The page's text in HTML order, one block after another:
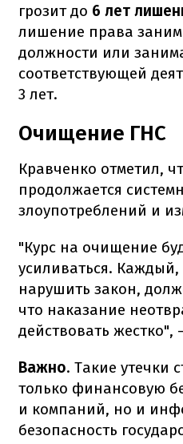
грозит до 6 лет
лишение права
должности или
соответствующей
3 лет.
Очищение ГНС
Кравченко отметил,
продолжается
злоупотреблений и
"Курс на очищение
усиливаться. Каждый,
нарушить закон,
что наказание
действовать
Важно. Такие утечки
только финансовую
и компаний, но и
безопасность